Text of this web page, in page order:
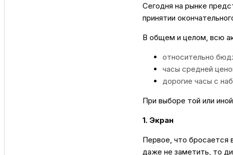
Сегодня на рынке
принятии
В общем и целом, всю
относительно
часы средней
дорогие часы с
При выборе той или
1. Экран
Первое, что бросается
даже не заметить, то